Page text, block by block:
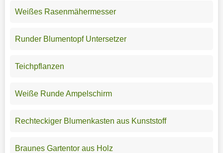
Weißes Rasenmähermesser
Runder Blumentopf Untersetzer
Teichpflanzen
Weiße Runde Ampelschirm
Rechteckiger Blumenkasten aus Kunststoff
Braunes Gartentor aus Holz